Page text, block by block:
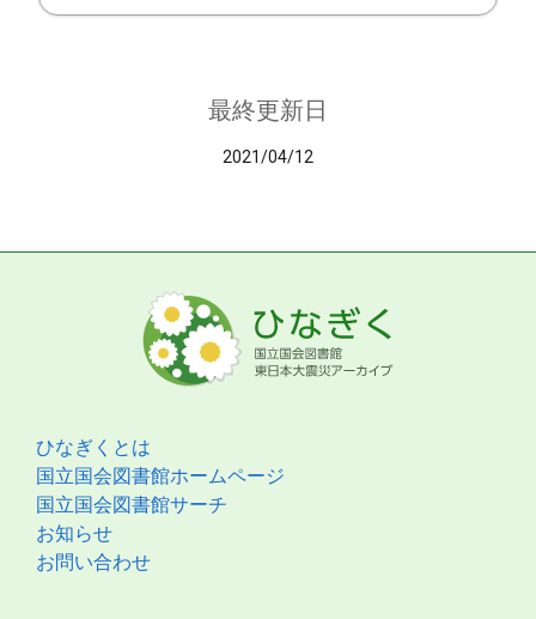
最終更新日
2021/04/12
ひなぎくとは
国立国会図書館ホームページ
国立国会図書館サーチ
お知らせ
お問い合わせ